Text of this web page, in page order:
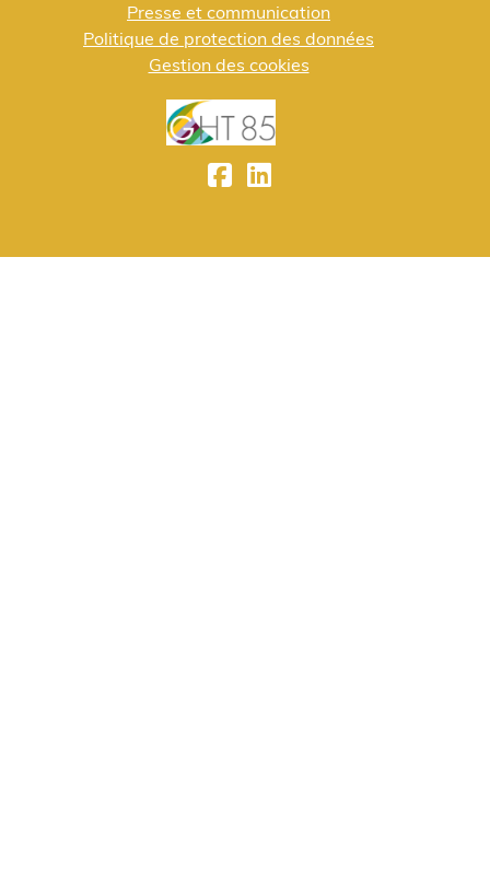
Presse et communication
Politique de protection des données
Gestion des cookies